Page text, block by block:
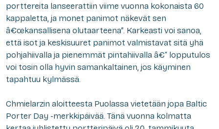
porttereita lanseerattiin viime vuonna kokonaista 60
kappaletta, ja monet panimot näkevät sen
â€œkansallisena olutaarteena”. Karkeasti voi sanoa,
että isot ja keskisuuret panimot valmistavat sitä yhä
pohjahiivalla ja pienemmät pintahiivalla â€“ lopputulos
voi tosin olla hyvin samankaltainen, jos käyminen
tapahtuu kylmässä.
Chmielarzin aloitteesta Puolassa vietetään jopa Baltic
Porter Day -merkkipäivää. Tänä vuonna kolmatta